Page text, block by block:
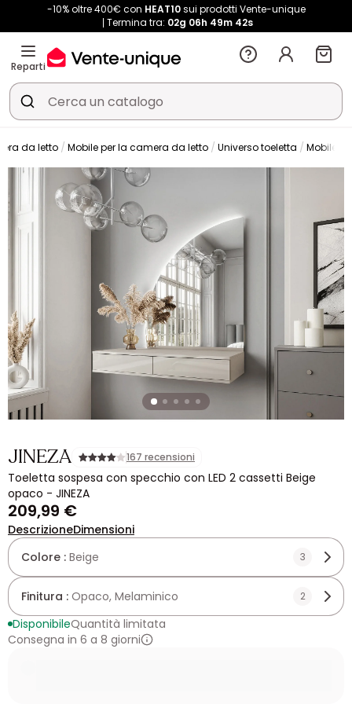
-10% oltre 400€ con HEAT10sui prodotti Vente-unique
Termina tra: 02g 06h 49m 41s
Reparti
da letto Mobile per la camera da letto Universo toeletta Mobile
JINEZA 167 recensioni
Toeletta sospesa con specchio con LED 2 cassetti Beige
opaco - JINEZA
209,99 €
DescrizioneDimensioni
Colore : Beige 3
Finitura : Opaco, Melaminico 2
DisponibileQuantità limitata
Consegna in 6 a 8 giorni